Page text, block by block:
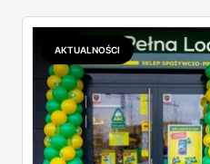
AKTUALNOŚCI